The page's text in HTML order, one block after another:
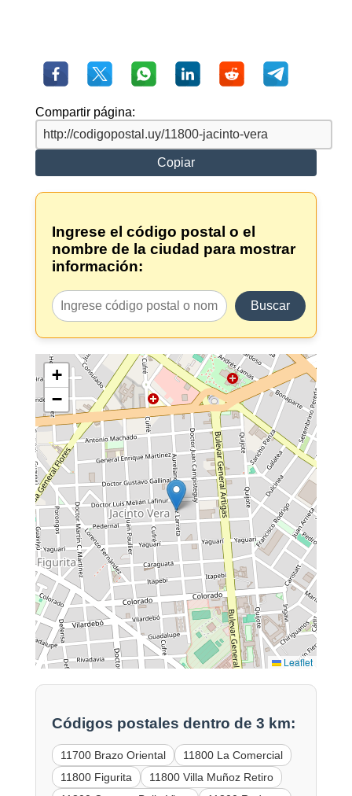
Compartir página:
Copiar
Ingrese el código postal o el
nombre de la ciudad para mostrar
información:
Buscar
+
−
Leaflet
Códigos postales dentro de 3 km:
11700 Brazo Oriental
11800 La Comercial
11800 Figurita
11800 Villa Muñoz Retiro